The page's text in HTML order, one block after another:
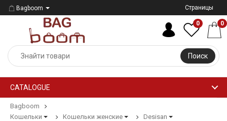
Bagboom Страницы
Поиск
0 0
CATALOGUE
Bagboom
Кошельки
Кошельки женские Desisan